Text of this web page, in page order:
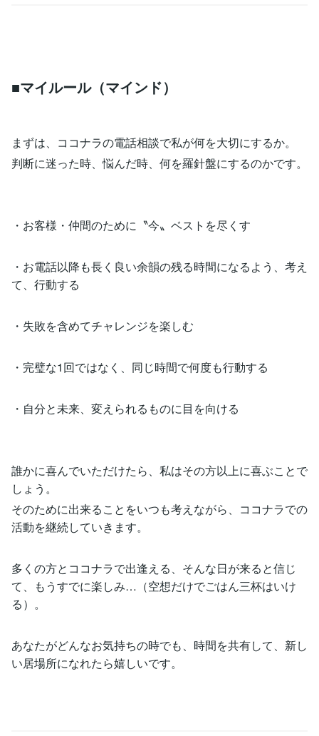
■マイルール（マインド）
まずは、ココナラの電話相談で私が何を大切にするか。
判断に迷った時、悩んだ時、何を羅針盤にするのかです。
・お客様・仲間のために〝今〟ベストを尽くす
・お電話以降も長く良い余韻の残る時間になるよう、考え
て、行動する
・失敗を含めてチャレンジを楽しむ
・完璧な1回ではなく、同じ時間で何度も行動する
・自分と未来、変えられるものに目を向ける
誰かに喜んでいただけたら、私はその方以上に喜ぶことで
しょう。
そのために出来ることをいつも考えながら、ココナラでの
活動を継続していきます。
多くの方とココナラで出逢える、そんな日が来ると信じ
て、もうすでに楽しみ…（空想だけでごはん三杯はいけ
る）。
あなたがどんなお気持ちの時でも、時間を共有して、新し
い居場所になれたら嬉しいです。